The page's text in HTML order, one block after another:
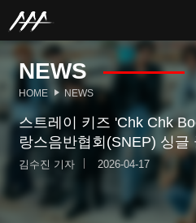
NEWS
HOME NEWS
스트레이 키즈 'Chk Chk
랑스음반협회(SNEP) 싱
김수진 기자 2026-04-17